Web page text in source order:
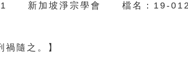
新加坡淨宗學會 檔名：19-
隨之。】